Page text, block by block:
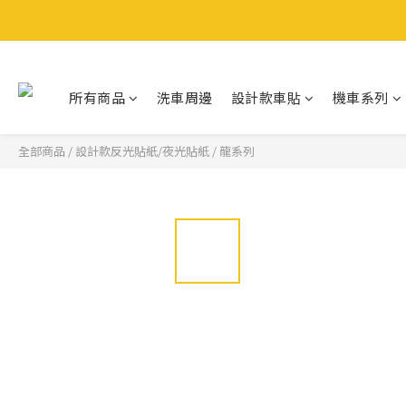
所有商品 洗車周邊 設計款車貼 機車系列
全部商品 / 設計款反光貼紙/夜光貼紙 / 龍系列